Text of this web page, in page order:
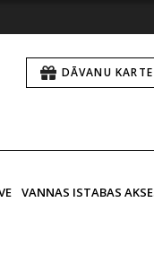
DĀVANU KARTE
VANNAS ISTABAS